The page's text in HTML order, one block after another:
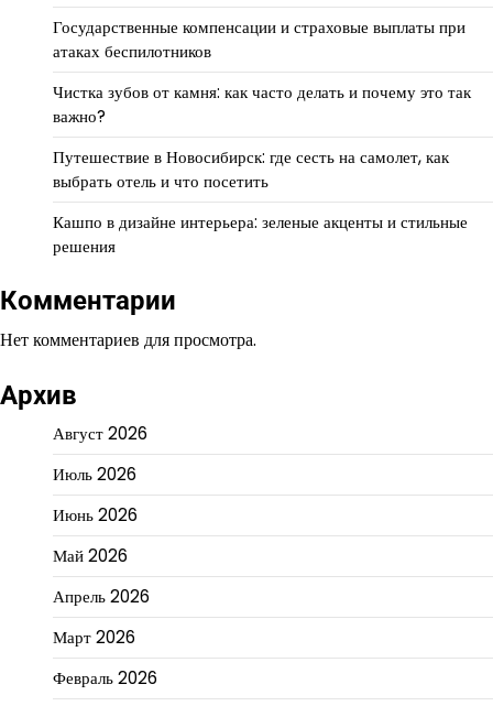
Государственные компенсации и страховые выплаты при
атаках беспилотников
Чистка зубов от камня: как часто делать и почему это так
важно?
Путешествие в Новосибирск: где сесть на самолет, как
выбрать отель и что посетить
Кашпо в дизайне интерьера: зеленые акценты и стильные
решения
Комментарии
Нет комментариев для просмотра.
Архив
Август 2026
Июль 2026
Июнь 2026
Май 2026
Апрель 2026
Март 2026
Февраль 2026